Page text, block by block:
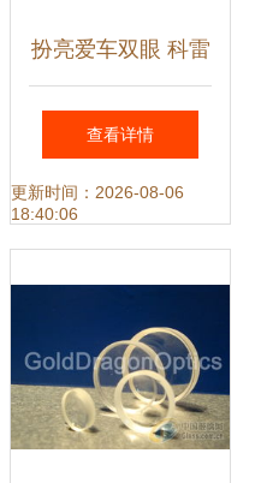
扮亮爱车双眼 科雷
傲双光透镜改装作
业全记录
查看详情
更新时间：2026-08-06
18:40:06